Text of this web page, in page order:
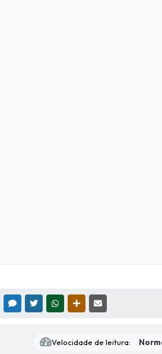
FACEBOOKMESSENGER
TWITTERWHATSAPPOUTRAS MÍDIAS
Velocidade de leitura: